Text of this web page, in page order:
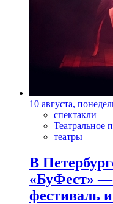
10 августа,
спектакли
Театральное
театры
В
«БуФест»
фестиваль